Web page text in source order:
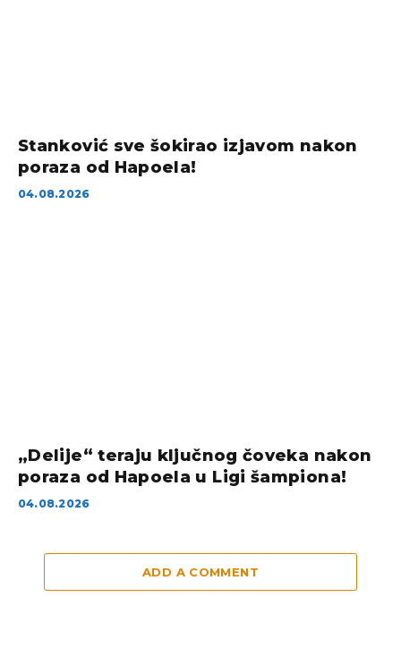
Stanković sve šokirao izjavom nakon
poraza od Hapoela!
04.08.2026
„Delije“ teraju ključnog čoveka nakon
poraza od Hapoela u Ligi šampiona!
04.08.2026
ADD A COMMENT